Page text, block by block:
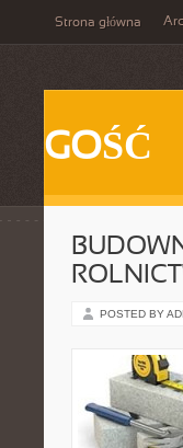
Strona główna
GOŚĆ
POSTED BY